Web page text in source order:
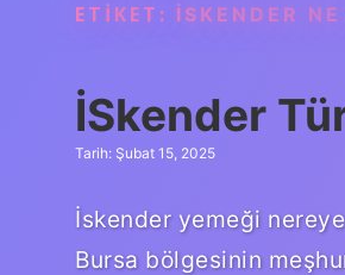
ETIKET: İSKENDER
İSkender
Tarih: Şubat 15, 2025
İskender yemeği
Bursa bölgesinin